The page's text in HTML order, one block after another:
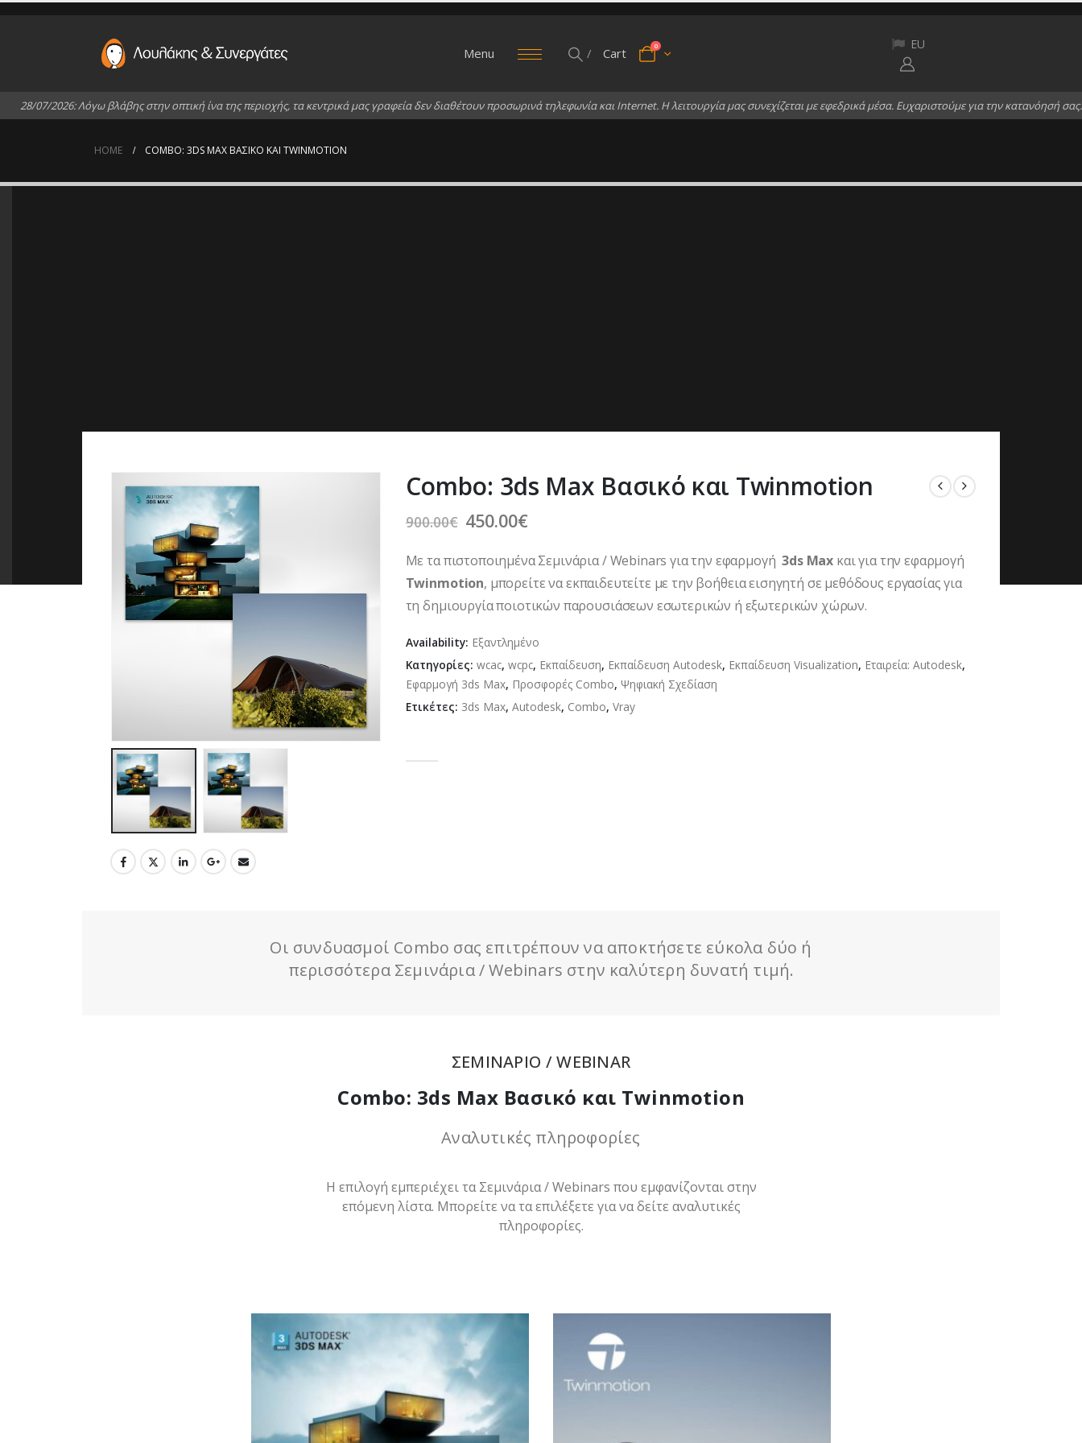
Menu / Cart 0 EU
28/07/2026:Λόγω βλάβης στην οπτική ίνα της περιοχής, τα κεντρικά μας γραφεία δεν διαθέτουν προσωρινά τηλεφωνία και Internet. Ηλειτουργία μας συνεχίζεται με εφεδρικά μέσα. Ευχαριστούμε για την κατανόησή σας.
HOME COMBO: 3DS MAX ΒΑΣΙΚΌ ΚΑΙ TWINMOTION
Combo: 3ds Max Βασικό και Twinmotion
900.00€ Original
was:
900.00€.
450.00€Η
τιμή
είναι:
450.00€.
Με τα πιστοποιημένα Σεμινάρια / Webinars για την εφαρμογή3ds Max και για την εφαρμογή
Twinmotion, μπορείτε να εκπαιδευτείτε με την βοήθεια εισηγητή σε μεθόδους εργασίας για
τη δημιουργία ποιοτικών παρουσιάσεων εσωτερικών ή εξωτερικών χώρων.
Availability: Εξαντλημένο
Κατηγορίες: wcac, wcpc, Εκπαίδευση, Εκπαίδευση Autodesk, Εκπαίδευση Visualization, Εταιρεία: Autodesk,
Εφαρμογή 3ds Max, Προσφορές Combo, Ψηφιακή Σχεδίαση
Ετικέτες: 3ds Max, Autodesk, Combo, Vray
Οι συνδυασμοί Combo σας επιτρέπουν να αποκτήσετε εύκολα δύο ή
περισσότερα Σεμινάρια / Webinars στην καλύτερη δυνατή τιμή.
ΣΕΜΙΝΑΡΙΟ / WEBINAR
Combo: 3ds Max Βασικό και Twinmotion
Αναλυτικές πληροφορίες
Η επιλογή εμπεριέχει τα Σεμινάρια / Webinars που εμφανίζονται στην
επόμενη λίστα. Μπορείτε να τα επιλέξετε για να δείτε αναλυτικές
πληροφορίες.